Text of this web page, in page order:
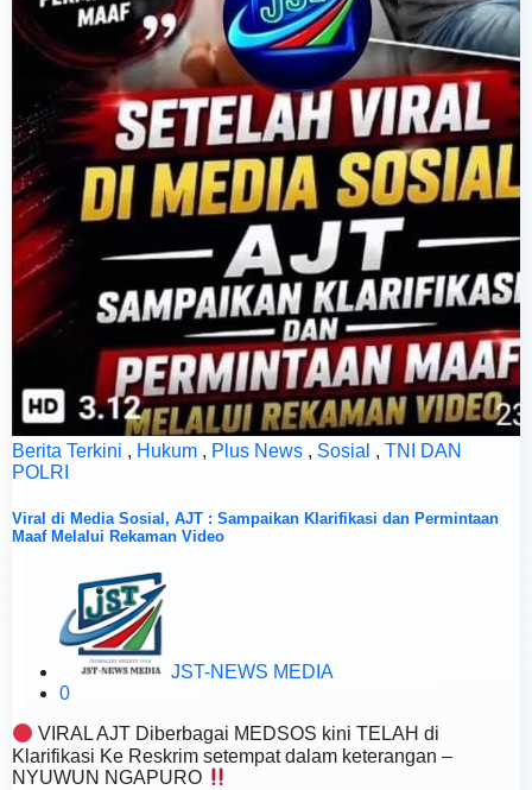
Berita Terkini , Hukum , Plus News , Sosial , TNI DAN
POLRI
Viral di Media Sosial, AJT : Sampaikan Klarifikasi dan Permintaan
Maaf Melalui Rekaman Video
JST-NEWS MEDIA
0
VIRAL AJT Diberbagai MEDSOS kini TELAH di
Klarifikasi Ke Reskrim setempat dalam keterangan –
NYUWUN NGAPURO